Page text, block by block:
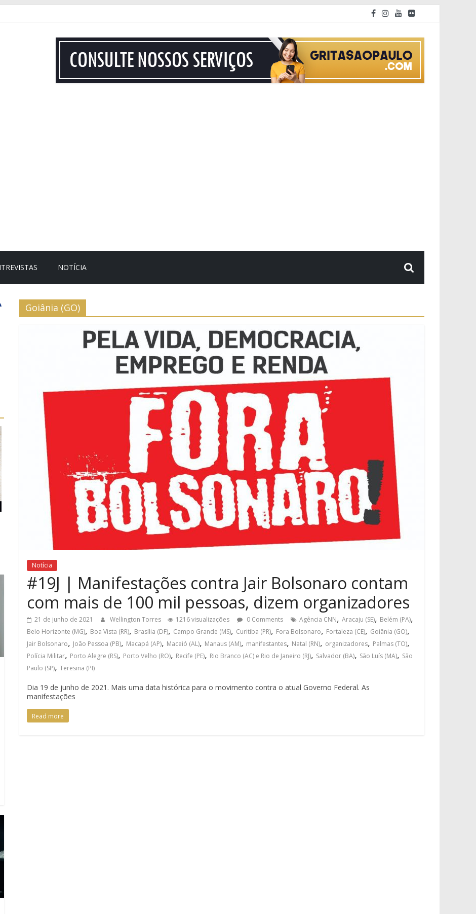
NOTÍCIA
Goiânia (GO)
Notícia
#19J | Manifestações contra Jair Bolsonaro contam
com mais de 100 mil pessoas, dizem organizadores
21 de junho de 2021 Wellington Torres 1216 visualizações 0 Comments Agência CNN, Aracaju (SE), Belém (PA),
Belo Horizonte (MG), Boa Vista (RR), Brasília (DF), Campo Grande (MS), Curitiba (PR), Fora Bolsonaro, Fortaleza (CE), Goiânia (GO),
Jair Bolsonaro, João Pessoa (PB), Macapá (AP), Maceió (AL), Manaus (AM), manifestantes, Natal (RN), organizadores, Palmas (TO),
Polícia Militar, Porto Alegre (RS), Porto Velho (RO), Recife (PE), Rio Branco (AC) e Rio de Janeiro (RJ), Salvador (BA), São Luís (MA), São
Paulo (SP), Teresina (PI)
Dia 19 de junho de 2021. Mais uma data histórica para o movimento contra o atual Governo Federal. As
manifestações
Read more